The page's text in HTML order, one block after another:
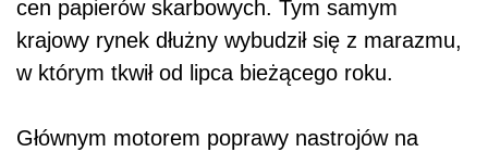
cen papierów skarbowych. Tym samym
krajowy rynek dłużny wybudził się z marazmu,
w którym tkwił od lipca bieżącego roku.
Głównym motorem poprawy nastrojów na